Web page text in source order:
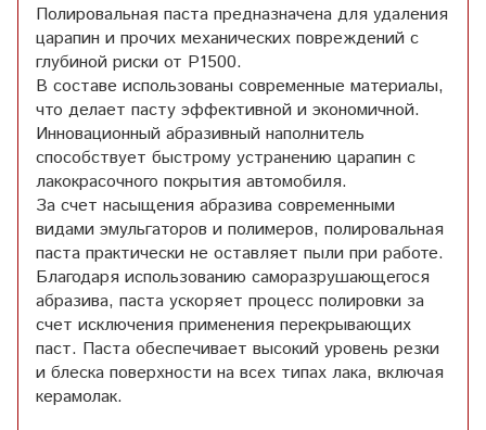
Полировальная паста предназначена для удаления
царапин и прочих механических повреждений с
глубиной риски от Р1500.
В составе использованы современные материалы,
что делает пасту эффективной и экономичной.
Инновационный абразивный наполнитель
способствует быстрому устранению царапин с
лакокрасочного покрытия автомобиля.
За счет насыщения абразива современными
видами эмульгаторов и полимеров, полировальная
паста практически не оставляет пыли при работе.
Благодаря использованию саморазрушающегося
абразива, паста ускоряет процесс полировки за
счет исключения применения перекрывающих
паст. Паста обеспечивает высокий уровень резки
и блеска поверхности на всех типах лака, включая
керамолак.